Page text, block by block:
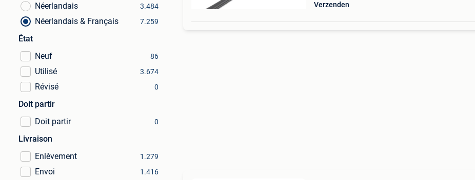
Néerlandais 3.484
Néerlandais & Français 7.259
État
Neuf
86
Utilisé 3.674
Révisé 0
Doit partir
Doit partir
0
Livraison
Enlèvement
1.279
Envoi 1.416
Verzenden